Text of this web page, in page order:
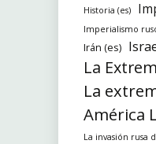
Historia (es)
Imperialismo
Irán (es)
La
La
América
La invasión rusa